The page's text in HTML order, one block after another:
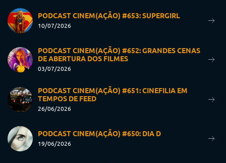
PODCAST CINEM(AÇÃO) #653: SUPERGIRL
10/07/2026
PODCAST CINEM(AÇÃO) #652: GRANDES CENAS
DE ABERTURA DOS FILMES
03/07/2026
PODCAST CINEM(AÇÃO) #651: CINEFILIA EM
TEMPOS DE FEED
26/06/2026
PODCAST CINEM(AÇÃO) #650: DIA D
19/06/2026